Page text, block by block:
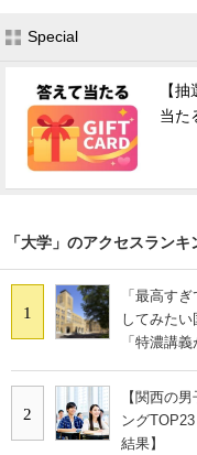
Special
【
当た
「大学」のアクセスランキ
1
「最高す
してみた
「特濃講
2
【関西の
ング
結果】